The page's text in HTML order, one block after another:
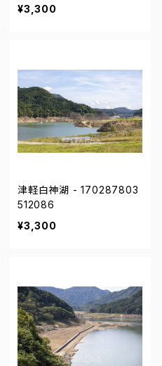
¥3,300
津軽白神湖 - 170287803
512086
¥3,300